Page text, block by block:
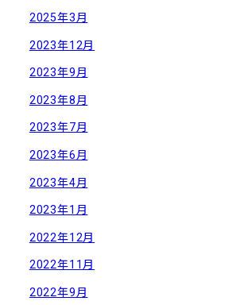
2025年3月
2023年12月
2023年9月
2023年8月
2023年7月
2023年6月
2023年4月
2023年1月
2022年12月
2022年11月
2022年9月